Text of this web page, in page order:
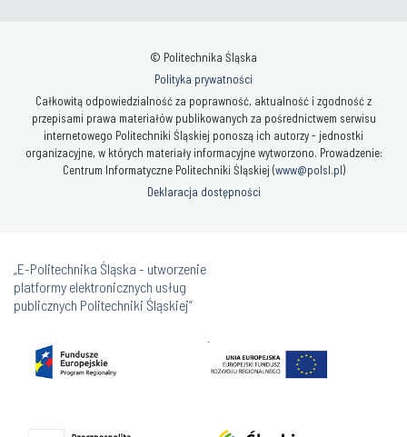
© Politechnika Śląska
Polityka prywatności
Całkowitą odpowiedzialność za poprawność, aktualność i zgodność z
przepisami prawa materiałów publikowanych za pośrednictwem serwisu
internetowego Politechniki Śląskiej ponoszą ich autorzy - jednostki
organizacyjne, w których materiały informacyjne wytworzono. Prowadzenie:
Centrum Informatyczne Politechniki Śląskiej (www@polsl.pl)
Deklaracja dostępności
„E-Politechnika Śląska - utworzenie
platformy elektronicznych usług
publicznych Politechniki Śląskiej”